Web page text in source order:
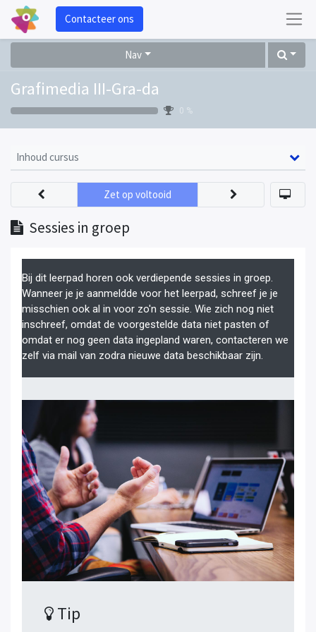
Contacteer ons
Nav
Grafimedia III-Gra-da
0 %
Inhoud cursus
Sessies in groep
Zet op voltooid
Bij dit leerpad horen ook verdiepende sessies in groep.
Wanneer je je aanmeldde voor het leerpad, schreef je je
misschien ook al in voor zo'n sessie. Wie zich nog niet
inschreef, omdat de voorgestelde data niet pasten of
omdat er nog geen data ingepland waren, contacteren we
zelf via mail van zodra nieuwe data beschikbaar zijn.
Tip